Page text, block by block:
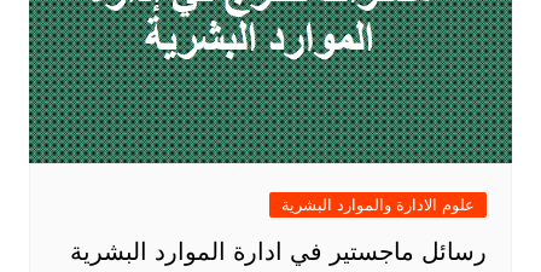
علوم الادارة والموارد البشرية
رسائل ماجستير في ادارة الموارد البشرية